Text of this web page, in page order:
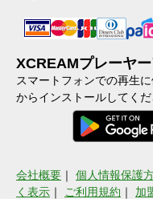
XCREAMプレーヤー
スマートフォンでの再生
からインストールしてくだ
会社概要 ｜ 個人情報保護
く表示 ｜ ご利用規約 ｜ 加